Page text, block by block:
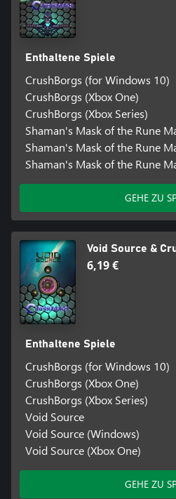
Enthaltene Spiele
CrushBorgs (for Windows 10)
CrushBorgs (Xbox One)
CrushBorgs (Xbox Series)
Shaman's Mask of the Rune
Shaman's Mask of the Rune
Shaman's Mask of the Rune
GEHE ZU
Void Source &
6,19 €
Enthaltene Spiele
CrushBorgs (for Windows 10)
CrushBorgs (Xbox One)
CrushBorgs (Xbox Series)
Void Source
Void Source (Windows)
Void Source (Xbox One)
GEHE ZU